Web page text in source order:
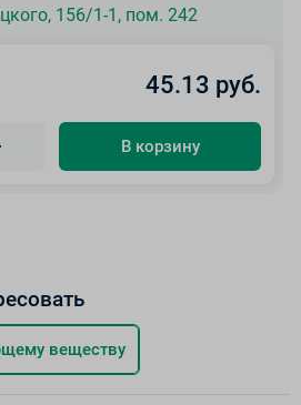
156/1-1, пом. 242
45.13 руб.
В корзину
веществу